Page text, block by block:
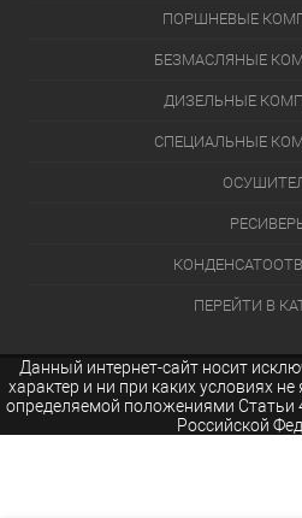
ПОРШНЕВЫЕ
БЕЗМАСЛЯНЫЕ
ДИЗЕЛЬНЫЕ
СПЕЦИАЛЬНЫЕ
ПЕРЕЙТИ В
Данный интернет-сайт носит
характер и ни при каких условиях
определяемой положениями Статьи
Российской